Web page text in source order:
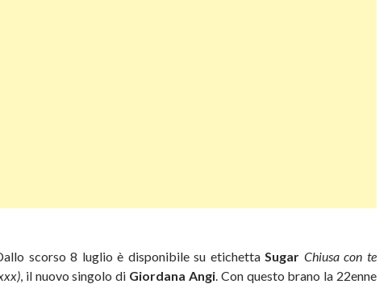
scorso 8 luglio è disponibile su etichettaSugar Chiusa con te
, il nuovo singolo di Giordana Angi. Con questo brano la 22enne